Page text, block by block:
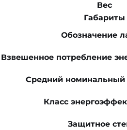
Вес
Габариты
Обозначение
Взвешенное потребление
Средний
Класс
Защитное